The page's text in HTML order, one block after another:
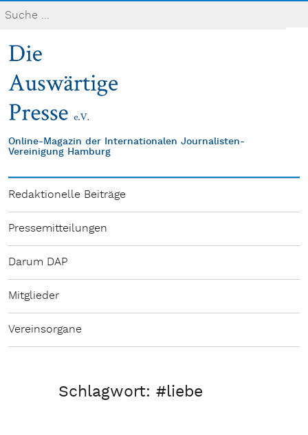
Online-Magazin der Internationalen Journalisten-
Vereinigung Hamburg
Redaktionelle Beiträge
Pressemitteilungen
Darum DAP
Mitglieder
Vereinsorgane
Schlagwort:#liebe